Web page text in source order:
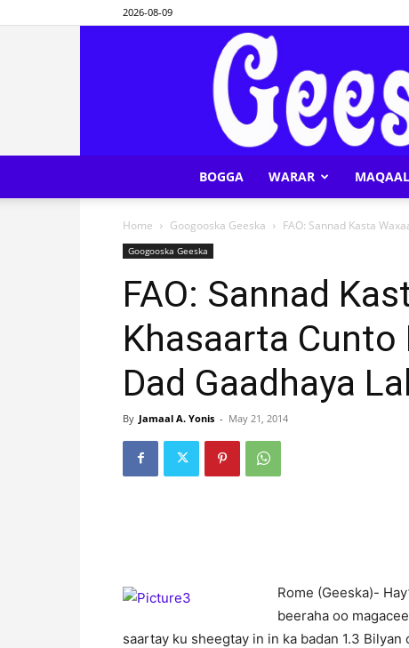
2026-08-09
BOGGA WARAR
Home Googooska Geeska FAO: Sannad Kasta
Googooska Geeska
FAO: Sannad
Khasaarta Cunto
Dad Gaadhaya
By Jamaal A. Yonis - May 21, 2014
Rome (Geeska)-
beeraha oo
saartay ku sheegtay in in ka badan 1.3